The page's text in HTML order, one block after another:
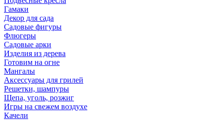
Гамаки
Декор для сада
Садовые фигуры
Флюгеры
Садовые арки
Изделия из дерева
Готовим на огне
Мангалы
Аксессуары для грилей
Решетки, шампуры
Щепа, уголь, розжиг
Игры на свежем воздухе
Качели